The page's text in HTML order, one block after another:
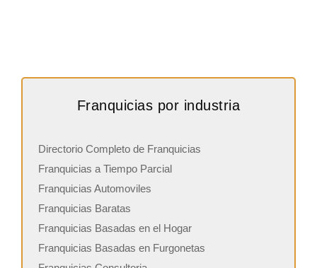
Franquicias por industria
Directorio Completo de Franquicias
Franquicias a Tiempo Parcial
Franquicias Automoviles
Franquicias Baratas
Franquicias Basadas en el Hogar
Franquicias Basadas en Furgonetas